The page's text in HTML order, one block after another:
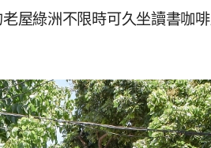
老屋綠洲不限時可久坐讀書咖